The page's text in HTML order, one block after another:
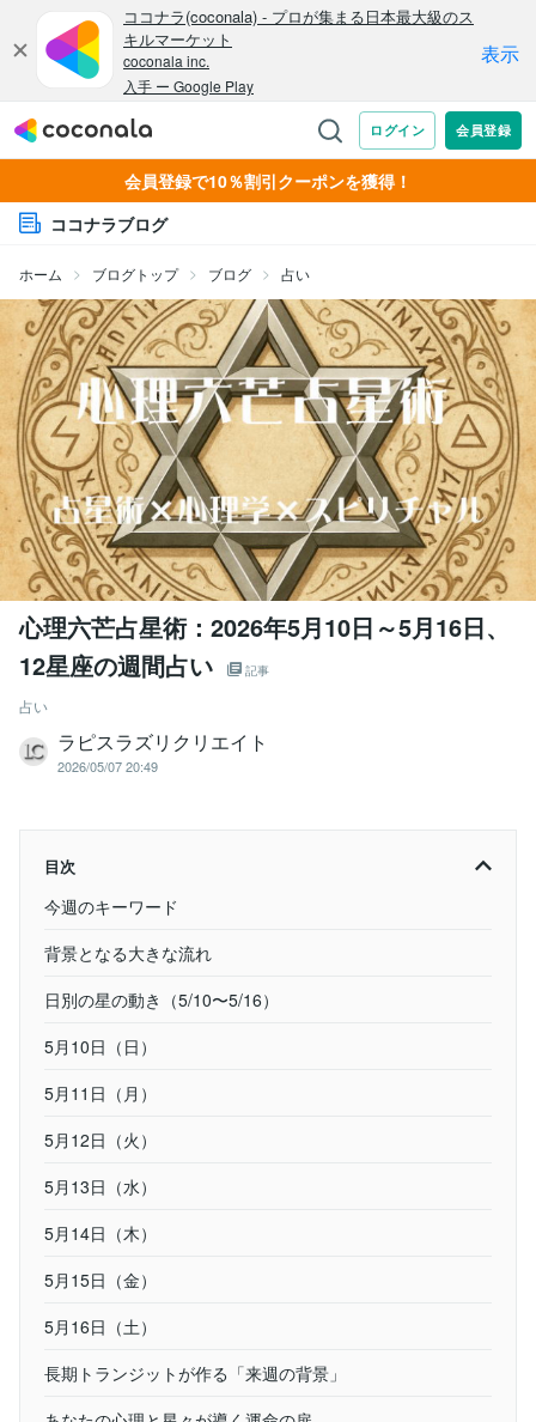
会員登録で10％割引クーポンを獲得！
ココナラブログ
ホーム ブログトップ ブログ 占い
心理六芒占星術：2026年5月10日～5月16日、
12星座の週間占い
記事
占い
ラピスラズリクリエイト
2026/05/07 20:49
目次
今週のキーワード
背景となる大きな流れ
日別の星の動き（5/10〜5/16）
5月10日（日）
5月11日（月）
5月12日（火）
5月13日（水）
5月14日（木）
5月15日（金）
5月16日（土）
長期トランジットが作る「来週の背景」